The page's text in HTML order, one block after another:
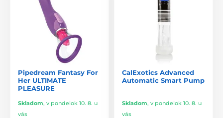
Pipedream Fantasy For
Her ULTIMATE
PLEASURE
Skladom, v pondelok 10. 8. u
vás
CalExotics Advanced
Automatic Smart Pump
Skladom, v pondelok 10. 8. u
vás